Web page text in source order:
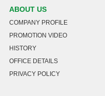
ABOUT US
COMPANY PROFILE
PROMOTION VIDEO
HISTORY
OFFICE DETAILS
PRIVACY POLICY